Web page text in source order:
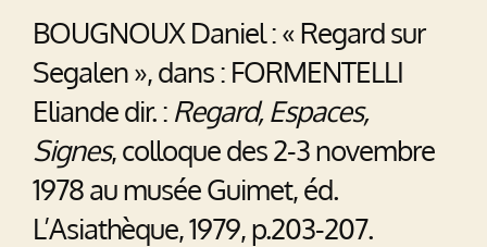
BOUGNOUX Daniel : « Regard sur
Segalen », dans : FORMENTELLI
Eliande dir. : Regard, Espaces,
Signes, colloque des 2-3 novembre
1978 au musée Guimet, éd.
L’Asiathèque, 1979, p.203-207.